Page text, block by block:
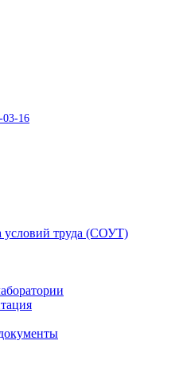
03-16
условий труда (СОУТ)